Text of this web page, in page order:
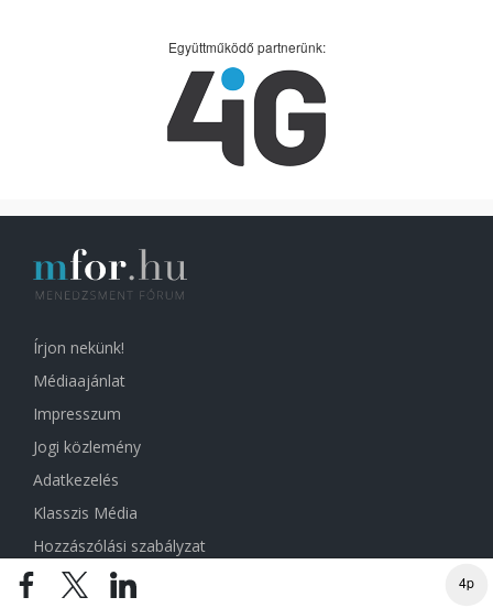
4p
Együttműködő partnerünk:
Írjon nekünk!
Médiaajánlat
Impresszum
Jogi közlemény
Adatkezelés
Klasszis Média
Hozzászólási szabályzat
Előfizetői ÁSZF